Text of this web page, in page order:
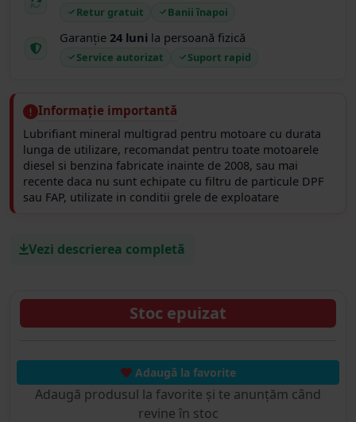
Retur gratuit Banii înapoi
Garanție 24 luni la persoană fizică
Service autorizat Suport rapid
Informație importantă
Lubrifiant mineral multigrad pentru motoare cu durata
lunga de utilizare, recomandat pentru toate motoarele
diesel si benzina fabricate inainte de 2008, sau mai
recente daca nu sunt echipate cu filtru de particule DPF
sau FAP, utilizate in conditii grele de exploatare
Vezi descrierea completă
Stoc epuizat
Adaugă la favorite
Adaugă produsul la favorite și te anunțăm când
revine în stoc